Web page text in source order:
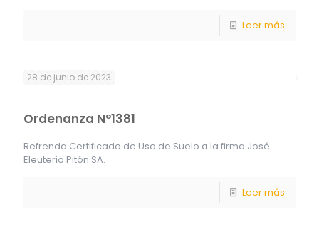
Leer más
28 de junio de 2023
Ordenanza Nº1381
Refrenda Certificado de Uso de Suelo a la firma José
Eleuterio Pitón SA.
Leer más